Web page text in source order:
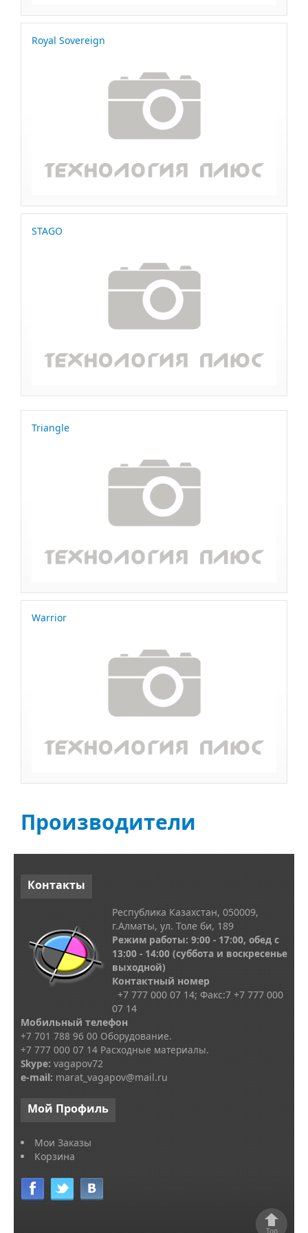
Royal Sovereign
STAGO
Triangle
Warrior
Производители
Контакты
Республика Казахстан, 050009,
г.Алматы, ул. Толе би, 189
Режим работы: 9:00 - 17:00, обед с
13:00 - 14:00 (суббота и воскресенье
выходной)
Контактный номер
+7 777 000 07 14; Факс:7 +7 777 000
07 14
Мобильный телефон
+7 701 788 96 00 Оборудование.
+7 777 000 07 14 Расходные материалы.
Skype: vagapov72
e-mail: marat_vagapov@mail.ru
Мой Профиль
Мои Заказы
Корзина
Top